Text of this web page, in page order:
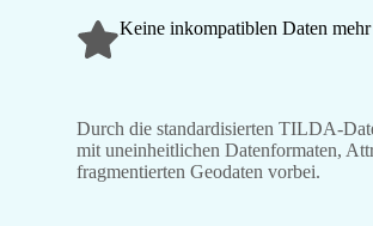
Keine inkompatiblen Daten mehr
Durch die standardisierten TILDA-
mit uneinheitlichen Datenformaten,
fragmentierten Geodaten vorbei.